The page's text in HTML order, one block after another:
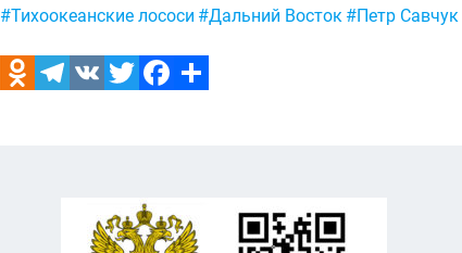
Метки:
#Тихоокеанские лососи #Дальний Восток #Петр Савчук